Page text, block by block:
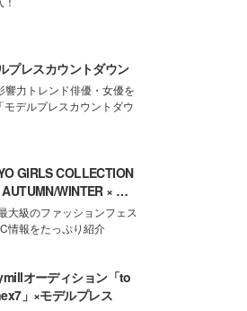
プレスカウントダウン
響力トレンド俳優・女優を
モデルプレスカウントダウ
GIRLS COLLECTION
WINTER × モ
レス
大級のファッションフェス
情報をたっぷり紹介
オーディション「to
」×モデルプレス